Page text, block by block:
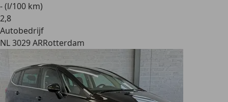
- (l/100 km)
2,8
Autobedrijf
NL 3029 ARRotterdam